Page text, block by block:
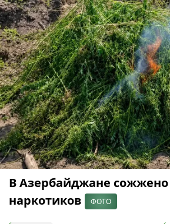
В Азербайджане
наркотиков
ФОТО